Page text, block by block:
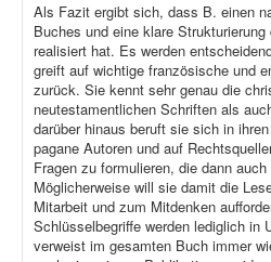
Als Fazit ergibt sich, dass B. einen
Buches und eine klare
realisiert hat. Es werden
greift auf wichtige französische und
zurück. Sie kennt sehr genau die
neutestamentlichen Schriften als
darüber hinaus beruft sie sich in
pagane Autoren und auf
Fragen zu formulieren, die dann
Möglicherweise will sie damit die
Mitarbeit und zum Mitdenken
Schlüsselbegriffe werden lediglich in
verweist im gesamten Buch immer